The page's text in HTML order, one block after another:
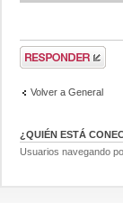
Volver a General
¿QUIÉN ESTÁ
Usuarios navegando